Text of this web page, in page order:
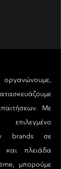
Με
brands σε
και πλειάδα
μπορούμε